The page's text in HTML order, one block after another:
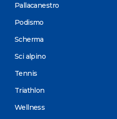
Pallacanestro
Podismo
Scherma
Sci alpino
Tennis
Triathlon
Wellness